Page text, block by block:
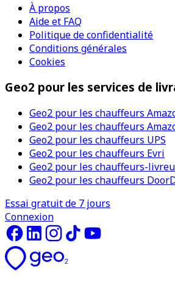
À propos
Aide et FAQ
Politique de confidentialité
Conditions générales
Cookies
Geo2 pour les services de
Geo2 pour les chauffeurs
Geo2 pour les chauffeurs
Geo2 pour les chauffeurs UPS
Geo2 pour les chauffeurs Evri
Geo2 pour les chauffeurs-
Geo2 pour les chauffeurs
Essai gratuit de 7 jours
Connexion